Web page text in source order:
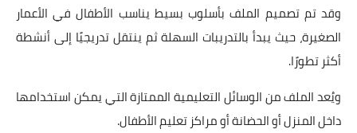
وقد تم تصميم الملف بأسلوب بسيط يناسب الأطفال في الأعمار
الصغيرة، حيث يبدأ بالتدريبات السهلة ثم ينتقل تدريجيًا إلى أنشطة
أكثر تطورًا.
ويُعد الملف من الوسائل التعليمية الممتازة التي يمكن استخدامها
داخل المنزل أو الحضانة أو مراكز تعليم الأطفال.